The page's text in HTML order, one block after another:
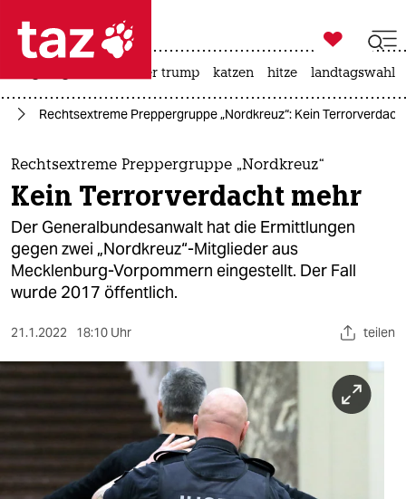
 taz zahl ich
taz zahl ich
themen
politik
öko
gesellschaft
kultur
sport
berlin
nord
wahrheit

taz zahl ich
usa unter trump katzen hitze landtagswahl
Rechtsextreme Preppergruppe „Nordkreuz“: Kein
Rechtsextreme Preppergruppe „Nordkreuz“
Kein Terrorverdacht mehr
Der Generalbundesanwalt hat die Ermittlungen
gegen zwei „Nordkreuz“-Mitglieder aus
Mecklenburg-Vorpommern eingestellt. Der Fall
wurde 2017 öffentlich.
21.1.2022 18:10 Uhr teilen